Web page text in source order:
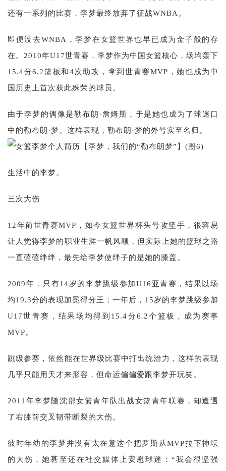
还有一系列的比赛，李梦最终放弃了征战WNBA。
即便没去WNBA，李梦在女篮世界也早已成为金子般的存
在。2010年U17世青赛，李梦作为中国女篮核心，场均轰下
15.4分6.2篮板和4次助攻，拿到世青赛MVP，她也成为中
国历史上首次获此殊荣的球员。
由于李梦的偶像是勒布朗·詹姆斯，于是她也成为了球迷口
中的勒布朗·梦。这样表现，勒布朗·梦的外号实至名归。
生活中的李梦。
三次大伤
12年前世青赛MVP，如今女篮世界杯头号攻坚手，很容易
让人觉得李梦的职业生涯一帆风顺，但实际上她的篮球之路
一直磕磕绊绊，最先给李梦使绊子的是她的膝盖。
2009年，只有14岁的李梦跳级参加U16亚青赛，结果以场
均19.3分的表现加冕得分王；一年后，15岁的李梦跳级参加
U17世青赛，结果场均得到15.4分6.2个篮板，成为赛事
MVP。
跳级参赛，依然能在世界级比赛中打出统治力，这样的表现
几乎只能用天才来形容，但命运偏偏爱跟李梦开玩笑。
2011年李梦随沈部女篮青年队出战女篮青年联赛，却遭遇
了右膝前交叉韧带断裂的大伤。
彼时年幼的李梦并没有太在意这个把罗斯从MVP拉下神坛
的大伤，她甚至还在社交媒体上安慰球迷：“我会很坚强